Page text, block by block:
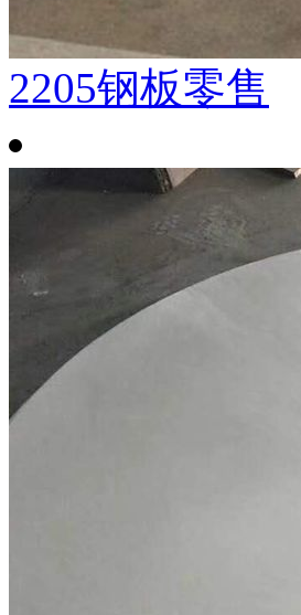
2205钢板零售